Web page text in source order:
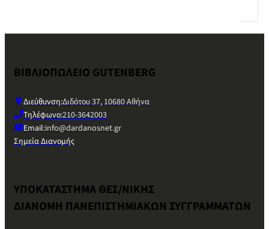
ΒΙΒΛΙΟΠΩΛΕΙΟ GUTENBERG
Διεύθυνση:Διδότου 37, 10680 Αθήνα
Τηλέφωνο:210-3642003
Email:info@dardanosnet.gr
Σημεία Διανομής
ΥΠΟΚΑΤΑΣΤΗΜΑ ΘΕΣ/ΝΙΚΗΣ
ΔΙΑΝΟΜΗ ΠΑΝΕΠΙΣΤΗΜΙΑΚΩΝ ΣΥΓΓΡΑΜΜΑΤΩΝ